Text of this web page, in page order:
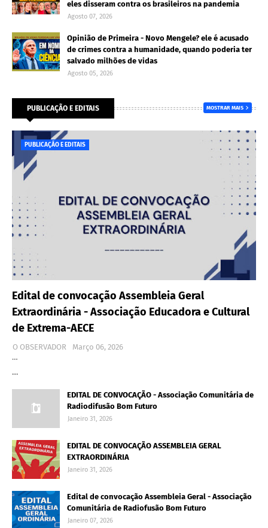
eles disseram contra os brasileiros na pandemia
Agosto 07, 2026
Opinião de Primeira - Novo Mengele? ele é acusado
de crimes contra a humanidade, quando poderia ter
salvado milhões de vidas
Agosto 05, 2026
PUBLICAÇÃO E EDITAIS MOSTRAR MAIS
PUBLICAÇÃO E EDITAIS
Edital de convocação Assembleia Geral
Extraordinária - Associação Educadora e Cultural
de Extrema-AECE
O OBSERVADOR
Março 06, 2026
…
…
EDITAL DE CONVOCAÇÃO - Associação Comunitária de
Radiodifusão Bom Futuro
Janeiro 31, 2026
EDITAL DE CONVOCAÇÃO ASSEMBLEIA GERAL
EXTRAORDINÁRIA
Janeiro 31, 2026
Edital de convocação Assembleia Geral - Associação
Comunitária de Radiofusão Bom Futuro
Janeiro 07, 2026